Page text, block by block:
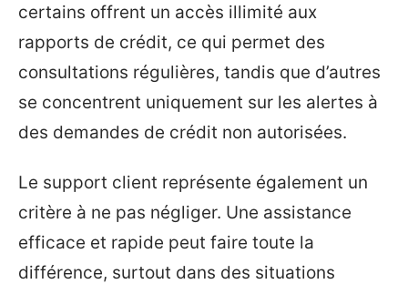
certains offrent un accès illimité aux
rapports de crédit, ce qui permet des
consultations régulières, tandis que d’autres
se concentrent uniquement sur les alertes à
des demandes de crédit non autorisées.
Le support client représente également un
critère à ne pas négliger. Une assistance
efficace et rapide peut faire toute la
différence, surtout dans des situations